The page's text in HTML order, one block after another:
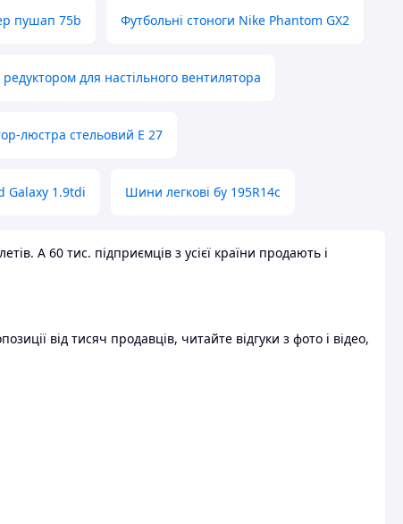
пушап 75b Футбольні стоноги Nike Phantom GX2
редуктором для настільного вентилятора
люстра стельовий E 27
Galaxy 1.9tdi Шини легкові бу 195R14c
А 60 тис. підприємців з усієї країни продають і
від тисяч продавців, читайте відгуки з фото і відео,